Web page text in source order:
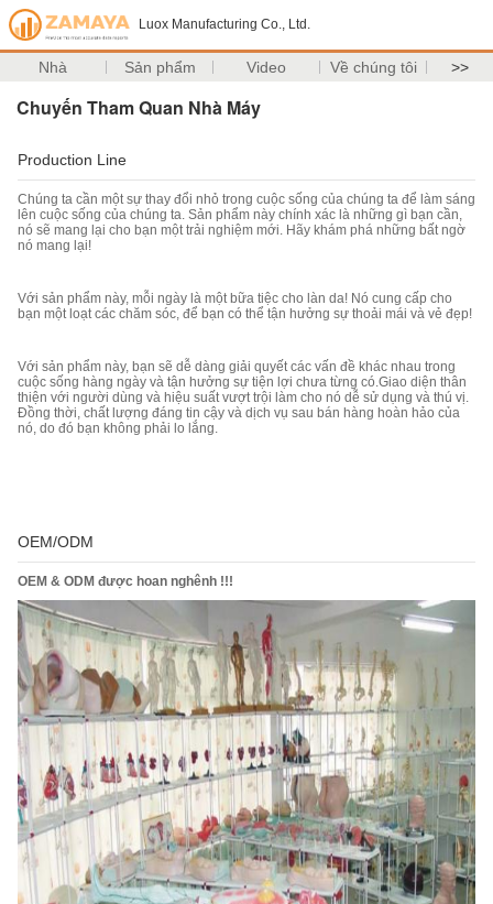
Luox Manufacturing Co., Ltd.
Nhà Sản phẩm Video Về chúng tôi >>
Chuyến Tham Quan Nhà Máy
Production Line
Chúng ta cần một sự thay đổi nhỏ trong cuộc sống của chúng ta để làm sáng
lên cuộc sống của chúng ta. Sản phẩm này chính xác là những gì bạn cần,
nó sẽ mang lại cho bạn một trải nghiệm mới. Hãy khám phá những bất ngờ
nó mang lại!
Với sản phẩm này, mỗi ngày là một bữa tiệc cho làn da! Nó cung cấp cho
bạn một loạt các chăm sóc, để bạn có thể tận hưởng sự thoải mái và vẻ đẹp!
Với sản phẩm này, bạn sẽ dễ dàng giải quyết các vấn đề khác nhau trong
cuộc sống hàng ngày và tận hưởng sự tiện lợi chưa từng có.Giao diện thân
thiện với người dùng và hiệu suất vượt trội làm cho nó dễ sử dụng và thú vị.
Đồng thời, chất lượng đáng tin cậy và dịch vụ sau bán hàng hoàn hảo của
nó, do đó bạn không phải lo lắng.
OEM/ODM
OEM & ODM được hoan nghênh !!!